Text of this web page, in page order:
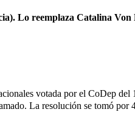
Lo reemplaza Catalina Von
votada por el CoDep del
La resolución se tomó por